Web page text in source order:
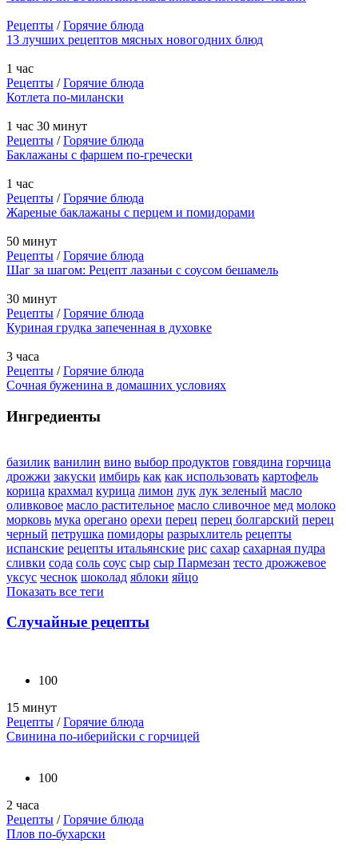
Рецепты /Горячие блюда
13 лучших рецептов мясных новогодних блюд
1 час
Рецепты /Горячие блюда
Котлета по-милански
1 час 30 минут
Рецепты /Горячие блюда
Баклажаны с фаршем по-гречески
1 час
Рецепты /Горячие блюда
Жареные баклажаны с перцем и помидорами
50 минут
Рецепты /Горячие блюда
Шаг за шагом: Рецепт лазаньи с соусом бешамель
30 минут
Рецепты /Горячие блюда
Куриная грудка запеченная в духовке
3 часа
Рецепты /Горячие блюда
Сочная буженина в домашних условиях
Ингредиенты
базилик ванилин вино выбор продуктов говядина горчица
дрожжи закуски имбирь как как использовать картофель
корица крахмал курица лимон лук лук зеленый масло
оливковое масло растительное масло сливочное мед молоко
морковь мука орегано орехи перец перец болгарский перец
черный петрушка помидоры разрыхлитель рецепты
испанские рецепты итальянские рис сахар сахарная пудра
сливки сода соль соус сыр сыр Пармезан тесто дрожжевое
уксус чеснок шоколад яблоки яйцо
Показать все теги
Случайные рецепты
100
15 минут
Рецепты /Горячие блюда
Свинина по-иберийски с горчицей
100
2 часа
Рецепты /Горячие блюда
Плов по-бухарски